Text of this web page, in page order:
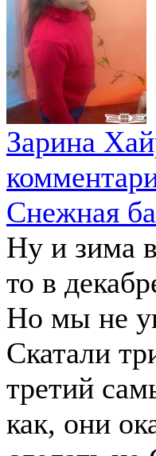
Зарина
Снежная
Ну и зима
то в
Но мы не
Скатали
третий
как, они